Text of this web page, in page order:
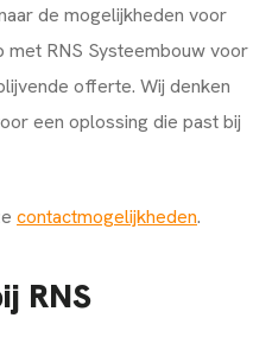
de mogelijkheden voor
met RNS Systeembouw voor
offerte. Wij denken
een oplossing die past bij
contactmogelijkheden.
RNS